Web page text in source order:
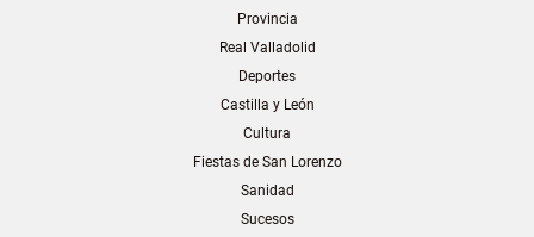
Provincia
Real Valladolid
Deportes
Castilla y León
Cultura
Fiestas de San Lorenzo
Sanidad
Sucesos